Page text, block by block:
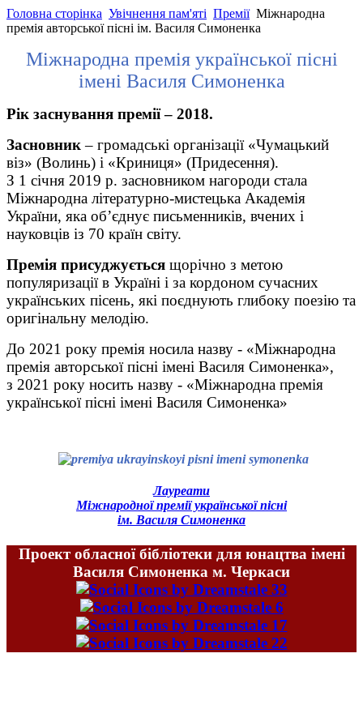
Головна сторінка Увічнення пам'яті Премії Міжнародна
премія авторської пісні ім. Василя Симоненка
Міжнародна премія української пісні
імені Василя Симоненка
Рік заснування премії – 2018.
Засновник– громадські організації «Чумацький
віз» (Волинь) і «Криниця» (Придесення).
З 1 січня 2019 р. засновником нагороди стала
Міжнародна літературно-мистецька Академія
України, яка об’єднує письменників, вчених і
науковців із 70 країн світу.
Премія присуджується щорічно з метою
популяризації в Україні і за кордоном сучасних
українських пісень, які поєднують глибоку поезію та
оригінальну мелодію.
До 2021 року премія носила назву - «Міжнародна
премія авторської пісні імені Василя Симоненка»,
з 2021 року носить назву - «Міжнародна премія
української пісні імені Василя Симоненка»
Лауреати
Міжнародної премії української пісні
ім. Василя Симоненка
Проект обласної бібліотеки для юнацтва імені
Василя Симоненка м. Черкаси